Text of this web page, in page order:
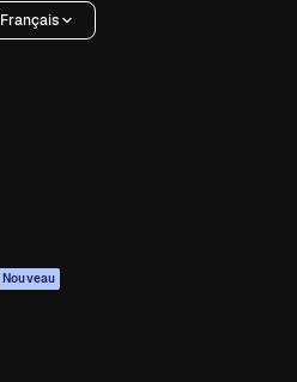
Français
Nouveau